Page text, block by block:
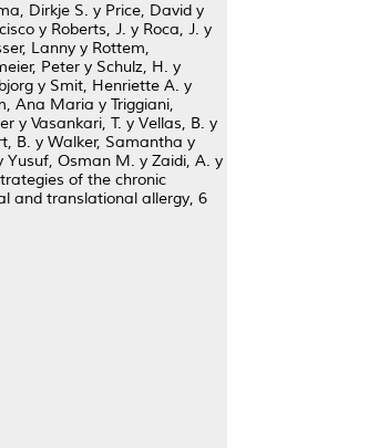
Dirkje S. y Price, David y
y Roberts, J. y Roca, J. y
Lanny y Rottem,
Peter y Schulz, H. y
y Smit, Henriette A. y
Ana Maria y Triggiani,
y Vasankari, T. y Vellas, B. y
B. y Walker, Samantha y
Yusuf, Osman M. y Zaidi, A. y
of the chronic
and translational allergy, 6